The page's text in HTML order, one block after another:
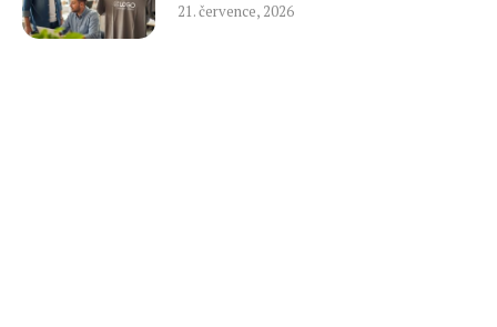
21. července, 2026